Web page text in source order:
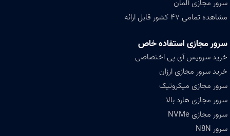
سرور مجازی آلمان
مشاهده تمامی ۴۷ کشور قابل ارائه
سرور مجازی استفاده خاص
خرید سرویس آی پی اختصاصی
خرید سرور مجازی ارزان
سرور مجازی میکروتیک
سرور مجازی هارد بالا
سرور مجازی NVMe
سرور N8N